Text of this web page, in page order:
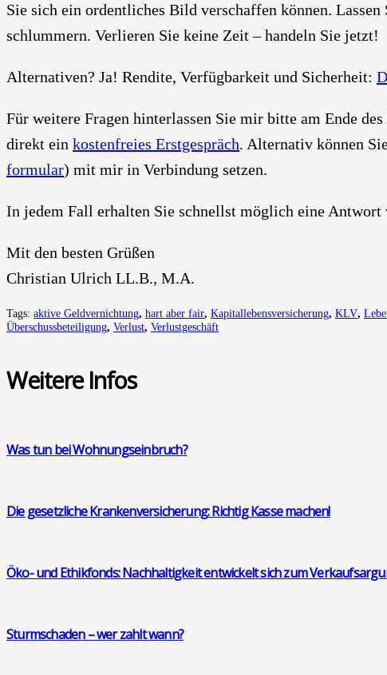
Sie sich ein ordent­li­ches Bild ver­schaf­fen kön­nen.
schlum­mern. Ver­lie­ren Sie kei­ne Zeit – han­deln Sie jetzt!
Alter­na­ti­ven? Ja! Ren­di­te, Ver­füg­bar­keit und Sicher­heit:
Für wei­te­re Fra­gen hin­ter­las­sen Sie mir bit­te am Ende
direkt ein kos­ten­frei­es Erst­ge­spräch. Alter­na­tiv kön­nen
for­mu­lar) mit mir in Ver­bin­dung set­zen.
In jedem Fall erhal­ten Sie schnellst mög­lich eine Ant­wort
Mit den bes­ten Grü­ßen
Chris­ti­an Ulrich LL.B., M.A.
Tags: aktive Geldvernichtung, hart aber fair, Kapitallebensversicherung, KLV,
Überschussbeteiligung, Verlust, Verlustgeschäft
Wei­te­re Infos
Was tun bei Woh­nungs­ein­bruch?
Die gesetz­li­che Kran­ken­ver­si­che­rung: Rich­tig Kas­se machen!
Öko- und Ethik­fonds: Nach­hal­tig­keit ent­wi­ckelt sich zum
Sturm­scha­den – wer zahlt wann?